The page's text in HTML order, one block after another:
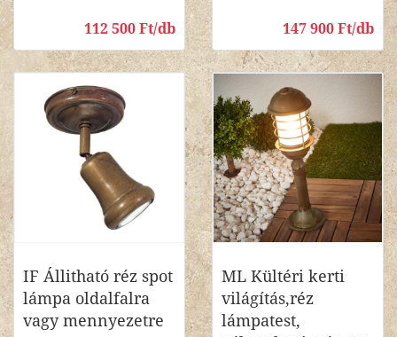
112 500 Ft/db 147 900 Ft/db
IF Állitható réz spot
lámpa oldalfalra
vagy mennyezetre
ML Kültéri kerti
világítás,réz
lámpatest,